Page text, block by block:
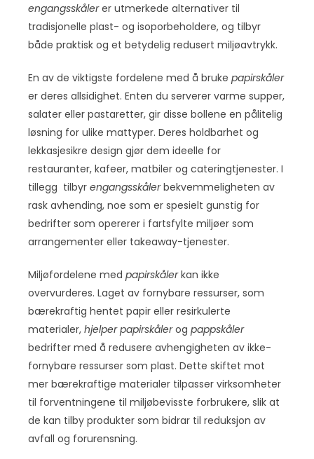
engangsskålerer utmerkede alternativer til
tradisjonelle plast- og isoporbeholdere, og tilbyr
både praktisk og et betydelig redusert miljøavtrykk.
En av de viktigste fordelene med å bruke papirskåler
er deres allsidighet. Enten du serverer varme supper,
salater eller pastaretter, gir disse bollene en pålitelig
løsning for ulike mattyper. Deres holdbarhet og
lekkasjesikre design gjør dem ideelle for
restauranter, kafeer, matbiler og cateringtjenester. I
tillegg tilbyr engangsskålerbekvemmeligheten av
rask avhending, noe som er spesielt gunstig for
bedrifter som opererer i fartsfylte miljøer som
arrangementer eller takeaway-tjenester.
Miljøfordelene med papirskålerkan ikke
overvurderes. Laget av fornybare ressurser, som
bærekraftig hentet papir eller resirkulerte
materialer, hjelper papirskålerog pappskåler
bedrifter med å redusere avhengigheten av ikke-
fornybare ressurser som plast. Dette skiftet mot
mer bærekraftige materialer tilpasser virksomheter
til forventningene til miljøbevisste forbrukere, slik at
de kan tilby produkter som bidrar til reduksjon av
avfall og forurensning.